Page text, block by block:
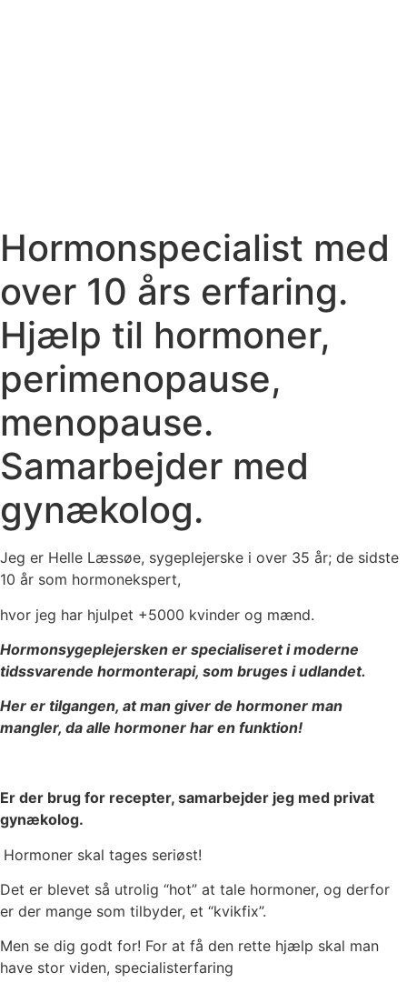
Hormonspecialist med
over 10 års erfaring.
Hjælp til hormoner,
perimenopause,
menopause.
Samarbejder med
gynækolog.
Jeg er Helle Læssøe, sygeplejerske i over 35 år; de sidste
10 år som hormonekspert,
hvor jeg har hjulpet +5000 kvinder og mænd.
Hormonsygeplejersken er specialiseret i moderne
tidssvarende hormonterapi, som bruges i udlandet.
Her er tilgangen, at man giver de hormoner man
mangler, da alle hormoner har en funktion!
Er der brug for recepter, samarbejder jeg med privat
gynækolog.
Hormoner skal tages seriøst!
Det er blevet så utrolig “hot” at tale hormoner, og derfor
er der mange som tilbyder, et “kvikfix”.
Men se dig godt for! For at få den rette hjælp skal man
have stor viden, specialisterfaring